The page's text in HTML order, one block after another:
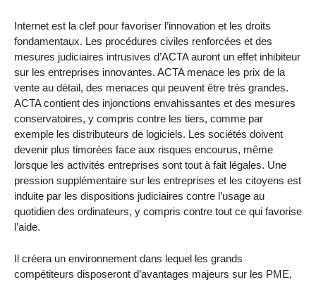
Internet est la clef pour favoriser l’innovation et les droits
fondamentaux. Les procédures civiles renforcées et des
mesures judiciaires intrusives d’ACTA auront un effet inhibiteur
sur les entreprises innovantes. ACTA menace les prix de la
vente au détail, des menaces qui peuvent être très grandes.
ACTA contient des injonctions envahissantes et des mesures
conservatoires, y compris contre les tiers, comme par
exemple les distributeurs de logiciels. Les sociétés doivent
devenir plus timorées face aux risques encourus, même
lorsque les activités entreprises sont tout à fait légales. Une
pression supplémentaire sur les entreprises et les citoyens est
induite par les dispositions judiciaires contre l’usage au
quotidien des ordinateurs, y compris contre tout ce qui favorise
l’aide.
Il créera un environnement dans lequel les grands
compétiteurs disposeront d’avantages majeurs sur les PME,